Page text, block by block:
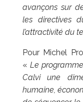
avançons sur
les directives
l’attractivité du
Pour Michel
« Le
Calvi une
humaine,